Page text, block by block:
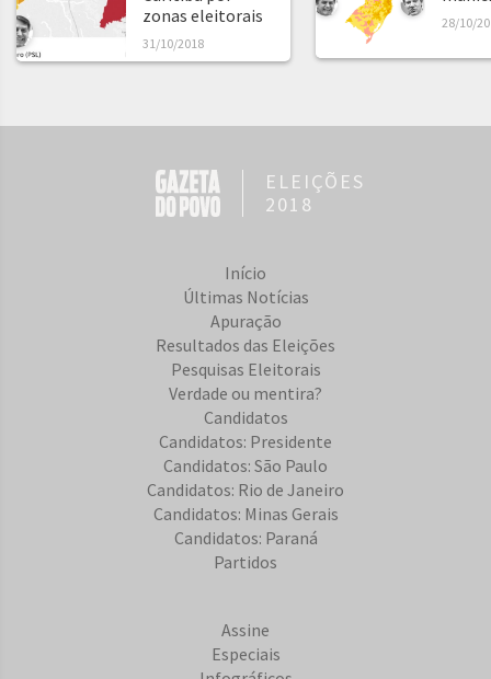
zonas eleitorais
31/10/2018
28/10/
ELEIÇÕES
2018
Início
Últimas Notícias
Apuração
Resultados das Eleições
Pesquisas Eleitorais
Verdade ou mentira?
Candidatos
Candidatos: Presidente
Candidatos: São Paulo
Candidatos: Rio de Janeiro
Candidatos: Minas Gerais
Candidatos: Paraná
Partidos
Assine
Especiais